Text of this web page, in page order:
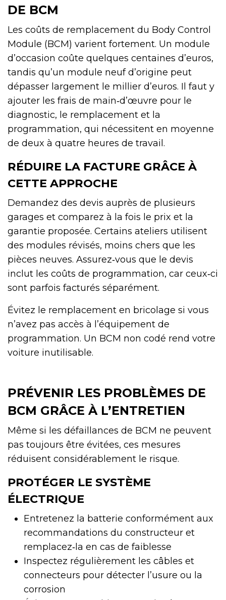
DE BCM
Les coûts de remplacement du Body Control
Module (BCM) varient fortement. Un module
d’occasion coûte quelques centaines d’euros,
tandis qu’un module neuf d’origine peut
dépasser largement le millier d’euros. Il faut y
ajouter les frais de main‑d’œuvre pour le
diagnostic, le remplacement et la
programmation, qui nécessitent en moyenne
de deux à quatre heures de travail.
RÉDUIRE LA FACTURE GRÂCE À
CETTE APPROCHE
Demandez des devis auprès de plusieurs
garages et comparez à la fois le prix et la
garantie proposée. Certains ateliers utilisent
des modules révisés, moins chers que les
pièces neuves. Assurez‑vous que le devis
inclut les coûts de programmation, car ceux‑ci
sont parfois facturés séparément.
Évitez le remplacement en bricolage si vous
n’avez pas accès à l’équipement de
programmation. Un BCM non codé rend votre
voiture inutilisable.
PRÉVENIR LES PROBLÈMES DE
BCM GRÂCE À L’ENTRETIEN
Même si les défaillances de BCM ne peuvent
pas toujours être évitées, ces mesures
réduisent considérablement le risque.
PROTÉGER LE SYSTÈME
ÉLECTRIQUE
Entretenez la batterie conformément aux
recommandations du constructeur et
remplacez‑la en cas de faiblesse
Inspectez régulièrement les câbles et
connecteurs pour détecter l’usure ou la
corrosion